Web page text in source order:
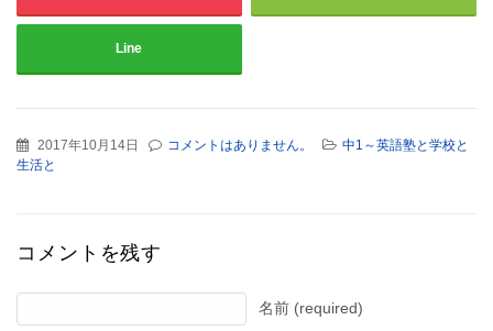
Line
2017年10月14日 コメントはありません。
中1～英語塾と学校と
生活と
コメントを残す
名前 (required)